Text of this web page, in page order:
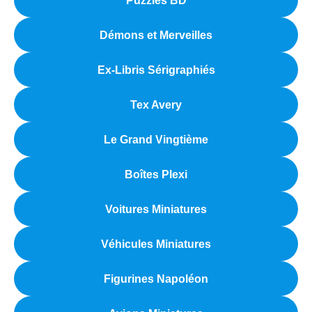
Démons et Merveilles
Ex-Libris Sérigraphiés
Tex Avery
Le Grand Vingtième
Boîtes Plexi
Voitures Miniatures
Véhicules Miniatures
Figurines Napoléon